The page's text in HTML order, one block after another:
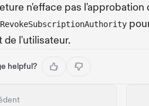
n'efface pas l'approbation
RevokeSubscriptionAuthority
de l'utilisateur.
helpful?